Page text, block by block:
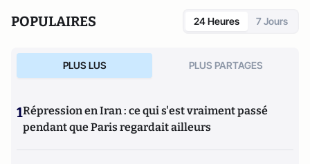
POPULAIRES 24 Heures 7 Jours
PLUS LUS PLUS PARTAGES
1Répression en Iran : ce qui s'est vraiment passé
pendant que Paris regardait ailleurs